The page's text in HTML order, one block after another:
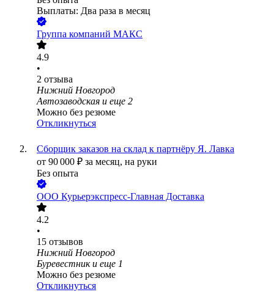
Выплаты: Два раза в месяц
Группа компаний МАКС
4.9
•
2 отзыва
Нижний Новгород
Автозаводская и еще 2
Можно без резюме
Откликнуться
Сборщик заказов на склад к партнёру Я. Лавка
от 90 000 ₽ за месяц, на руки
Без опыта
ООО Курьерэкспресс-Главная Доставка
4.2
•
15 отзывов
Нижний Новгород
Буревестник и еще 1
Можно без резюме
Откликнуться